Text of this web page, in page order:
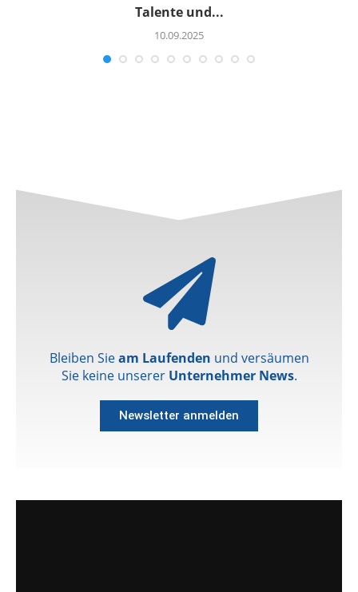
Talente und...
10.09.2025
Bleiben Sieam Laufenden und versäumen
Sie keine unserer Unternehmer News.
Newsletter anmelden